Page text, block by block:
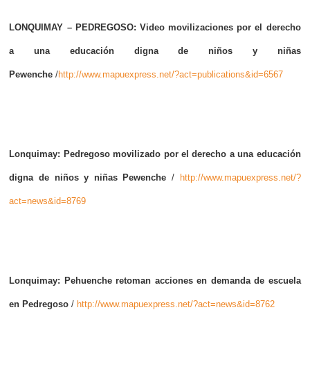
LONQUIMAY – PEDREGOSO: Video movilizaciones por el derecho
a una educación digna de niños y niñas
Pewenche /http://www.mapuexpress.net/?act=publications&id=6567
Lonquimay: Pedregoso movilizado por el derecho a una educación
digna de niños y niñas Pewenche / http://www.mapuexpress.net/?
act=news&id=8769
Lonquimay: Pehuenche retoman acciones en demanda de escuela
en Pedregoso / http://www.mapuexpress.net/?act=news&id=8762